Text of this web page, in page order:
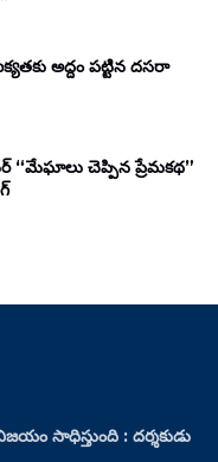
అద్దం పట్టిన దసరా
“మేఘాలు చెప్పిన ప్రేమకథ”
సాధిస్తుంది : దర్శకుడు